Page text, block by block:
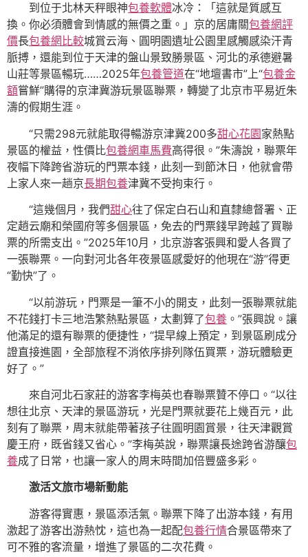
到位于北林天秤眼神包養軟體冰冷：「這就是質感互
換。你必須體會到情感的無價之重。」京的居庸關包養網評
價長包養網比較城賞云海、圓明園遺址公園里感觸感染汗青
脈搏，還能到位于天津的盤山景致勝景區、河北的承德避暑
山莊等景區暢玩……2025年包養管道在“地壇書市”上“包養金
額嘗鮮”購得的京津冀游玩景區聯票，轉變了北京市平易近朱
濤的假期生涯。
“只需298元就能取得暢游京津冀200多甜心花園家熱點
景區的權益，性價比包養網車馬費高得很。”朱濤說，聯票年
夜幅下降跨省游玩的門票本錢，此刻一到節沐日，他就會帶
上家人來一趟京長期包養津冀不受拘束行。
“這幾個月，我們甜心往了保定白石山和直隸總督署、正
定趙云廟和榮國府等多個景區，免去的門票錢早跨越了買聯
票的所需支出。”2025年10月，北京游客張興和愛人各買了
一張聯票。一向對河北各年夜景區感愛好的他現在“游”得更
“勤快”了。
“以前游玩，門票是一筆不小的開支，此刻一張聯票就能
不花錢打卡三地浩繁熱點景區，太劃算了包養 。”張興說。讓
他滿足的還有聯票的便捷性，“提早線上預定，到景區刷成分
證直接進園，全部旅程不消依序排列隊伍買票，游玩體驗更
好了。”
來自河北石家莊的游客李梅英也春聯票贊不停口。“以往
想往北京、天津的景區游玩，光是門票就要花上幾百元，此
刻有了聯票，周末就能帶著孩子往圓明園賞景，往天津觀賞
慶王府，既省錢又省心。”李梅英說，聯票讓長途跨省游釀包
養成了日常，也讓一家人的周末時間加倍豐盛多彩。
激活文旅市場新動能
游客得實惠，景區添活氣。聯票下降了出游本錢，有用
激起了游客出游熱忱，這也為一起配包養行情合景區帶來了
可不雅的客流量，增進了景區的二次花費。